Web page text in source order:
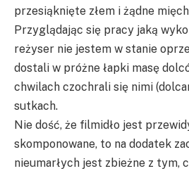
przesiąknięte złem i żądne
Przyglądając się pracy jaką
reżyser nie jestem w stanie
dostali w próżne łapki masę
chwilach czochrali się nimi
sutkach.
Nie dość, że filmidło jest
skomponowane, to na dodatek
nieumarłych jest zbieżne z tym,